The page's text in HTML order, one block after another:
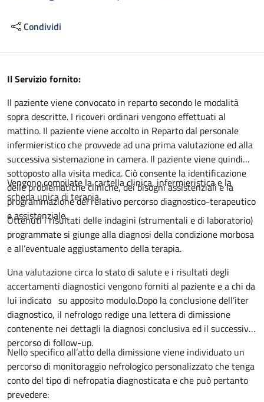
Condividi
Descrizione
Il Servizio fornito:
Il paziente viene convocato in reparto secondo le modalità
sopra descritte. I ricoveri ordinari vengono effettuati al
mattino. Il paziente viene accolto in Reparto dal personale
infermieristico che provvede ad una prima valutazione ed alla
successiva sistemazione in camera. Il paziente viene quindi
sottoposto alla visita medica. Ciò consente la identificazione
delle problematiche cliniche, dei bisogni assistenziali e la
programmazione del relativo percorso diagnostico-terapeutico
e assistenziale.
Vengono compilate la cartella clinica, infermieristica e la
scheda unica di terapia.
Ottenuti i risultati delle indagini (strumentali e di laboratorio)
programmate si giunge alla diagnosi della condizione morbosa
e all’eventuale aggiustamento della terapia.
Una valutazione circa lo stato di salute e i risultati degli
accertamenti diagnostici vengono forniti al paziente e a chi da
lui indicato su apposito modulo.Dopo la conclusione dell’iter
diagnostico, il nefrologo redige una lettera di dimissione
contenente nei dettagli la diagnosi conclusiva ed il successivo
percorso di follow-up.
Nello specifico all’atto della dimissione viene individuato un
percorso di monitoraggio nefrologico personalizzato che tenga
conto del tipo di nefropatia diagnosticata e che può pertanto
prevedere: